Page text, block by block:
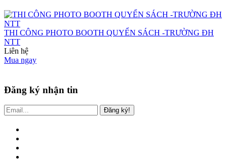
THI CÔNG PHOTO BOOTH QUYỂN SÁCH -TRƯỜNG ĐH
NTT
Liên hệ
Mua ngay
Đăng ký nhận tin
Đăng ký!